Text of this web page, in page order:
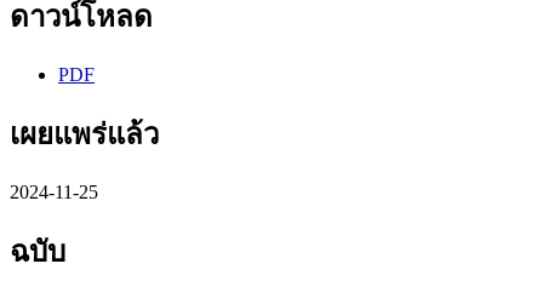
ดาวน์โหลด
PDF
เผยแพร่แล้ว
2024-11-25
ฉบับ